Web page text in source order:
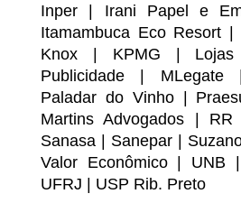
Inper | Irani Papel e
Itamambuca Eco Resort |
Knox | KPMG |
Publicidade | MLegate
Paladar do Vinho |
Martins Advogados |
Sanasa | Sanepar |
Valor Econômico | UNB
UFRJ | USP Rib. Preto